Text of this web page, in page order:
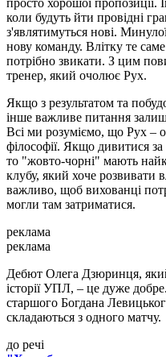
просто хорошої пропозиції.
коли будуть йти провідні
з'являтимуться нові.
нову команду. Влітку те
потрібно звикати. З цим
тренер, який очолює Рух.
Якщо з результатом та
інше важливе питання
Всі ми розуміємо, що Рух –
філософії. Якщо дивитися
то "жовто-чорні" мають
клубу, який хоче розвивати
важливо, щоб вихованці
могли там затриматися.
реклама
реклама
Дебют Олега Дзюринця,
історії УПЛ, – це дуже
старшого Богдана
складаються з одного матчу.
до речі